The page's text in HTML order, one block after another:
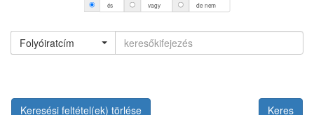
és vagy de nem
Folyóiratcím
Keresési feltétel(ek) törlése